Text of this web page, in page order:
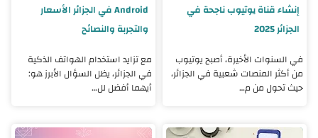
إنشاء قناة يوتيوب ناجحة في
الجزائر 2025
في السنوات الأخيرة، أصبح يوتيوب
من أكثر المنصات شعبية في الجزائر،
حيث تحول من م…
Android في الجزائر الأسعار
والتجربة والنصائح
مع تزايد استخدام الهواتف الذكية
في الجزائر، يظل السؤال الأبرز هو:
أيهما أفضل لل…